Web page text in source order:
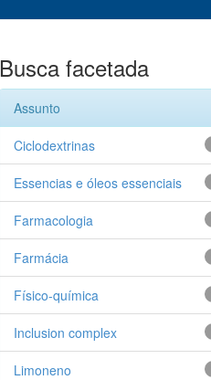
Busca facetada
Assunto
Ciclodextrinas
Essencias e óleos essenciais
Farmacologia
Farmácia
Físico-química
Inclusion complex
Limoneno